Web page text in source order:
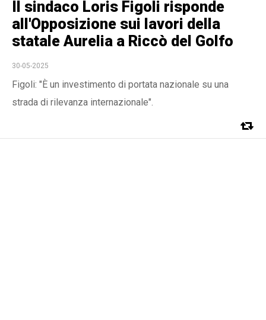
Il sindaco Loris Figoli risponde
all'Opposizione sui lavori della
statale Aurelia a Riccò del Golfo
30-05-2025
Figoli: "È un investimento di portata nazionale su una
strada di rilevanza internazionale".